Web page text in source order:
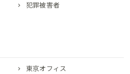
犯罪被害者
東京オフィス